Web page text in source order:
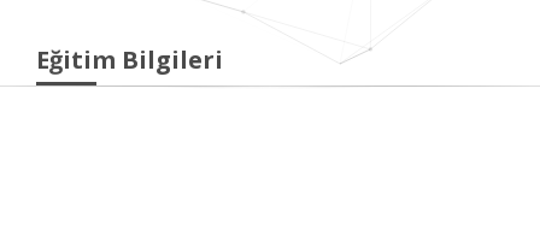
Eğitim Bilgileri